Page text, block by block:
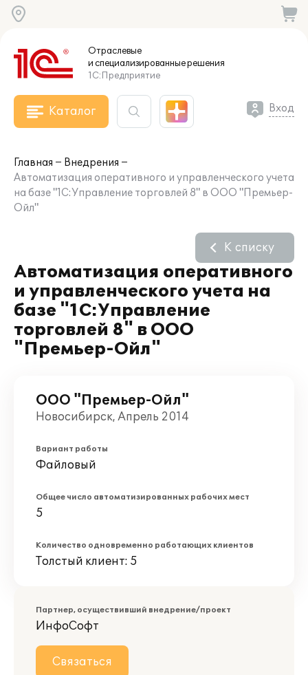
Отраслевые
и специализированныерешения
1С:Предприятие
Каталог Вход
Главная
Внедрения
Автоматизация оперативного и управленческого учета
на базе "1С:Управление торговлей 8" в ООО "Премьер-
Ойл"
Автоматизация оперативного
и управленческого учета на
базе "1С:Управление
торговлей 8" в ООО
"Премьер-Ойл"
К списку
ООО "Премьер-Ойл"
Новосибирск, Апрель 2014
Вариант работы
Файловый
Общее число автоматизированных рабочих мест
5
Количество одновременно работающих клиентов
Толстый клиент: 5
Партнер, осуществивший внедрение/проект
ИнфоСофт
Связаться